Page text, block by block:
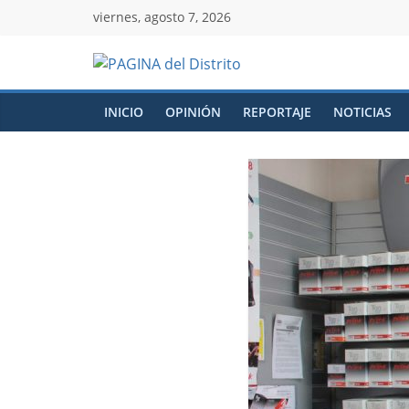
viernes, agosto 7, 2026
INICIO OPINIÓN REPORTAJE NOTICIAS